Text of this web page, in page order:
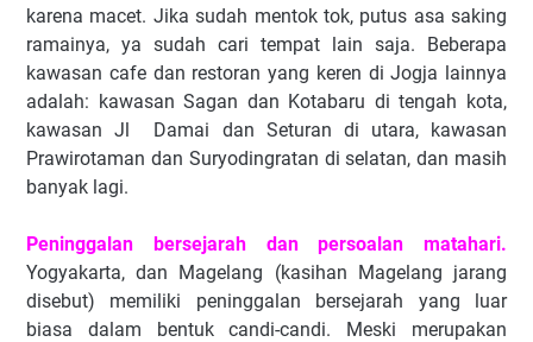
karena macet. Jika sudah mentok tok, putus asa saking
ramainya, ya sudah cari tempat lain saja. Beberapa
kawasan cafe dan restoran yang keren di Jogja lainnya
adalah: kawasan Sagan dan Kotabaru di tengah kota,
kawasan Jl Damai dan Seturan di utara, kawasan
Prawirotaman dan Suryodingratan di selatan, dan masih
banyak lagi.
Peninggalan bersejarah dan persoalan matahari.
Yogyakarta, dan Magelang (kasihan Magelang jarang
disebut) memiliki peninggalan bersejarah yang luar
biasa dalam bentuk candi-candi. Meski merupakan